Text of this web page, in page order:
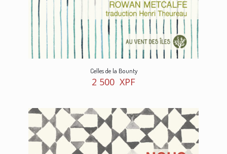
Celles de la Bounty
2 500 XPF